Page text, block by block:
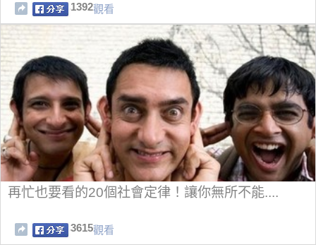
1392觀看
再忙也要看的20個社會定律！讓你無所不能....
3615觀看